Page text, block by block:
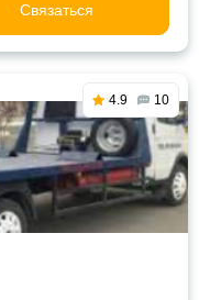
Связаться
4.9 10